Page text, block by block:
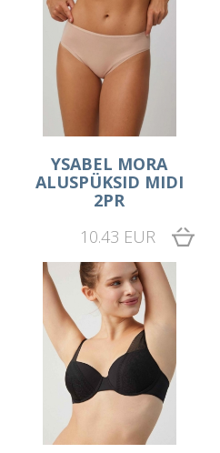
YSABEL MORA
ALUSPÜKSID MIDI
2PR
10.43 EUR